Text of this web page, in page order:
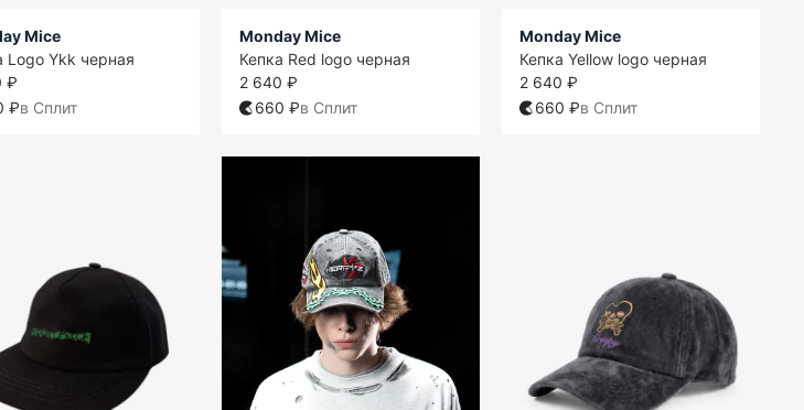
Mice
Logo Ykk черная
₽
₽в Сплит
Monday Mice
Кепка Red logo черная
2 640 ₽
660 ₽в Сплит
Monday Mice
Кепка Yellow logo черная
2 640 ₽
660 ₽в Сплит